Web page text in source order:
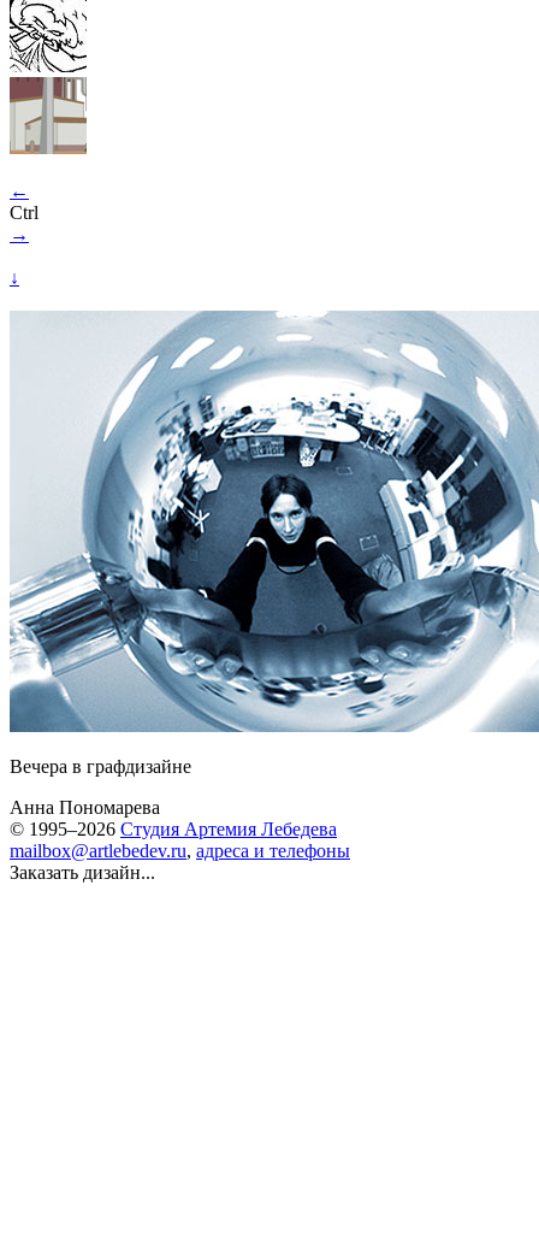
←
Ctrl
→
↓
Вечера в графдизайне
Анна Пономарева
© 1995–2026 Студия Артемия Лебедева
mailbox@artlebedev.ru, адреса и телефоны
Заказать дизайн...